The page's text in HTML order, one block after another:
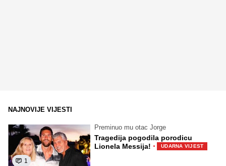
NAJNOVIJE VIJESTI
1
Preminuo mu otac Jorge
Tragedija pogodila porodicu
Lionela Messija! · UDARNA VIJEST